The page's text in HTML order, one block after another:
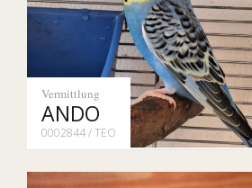
Vermittlung
ANDO
0002844 / TEO